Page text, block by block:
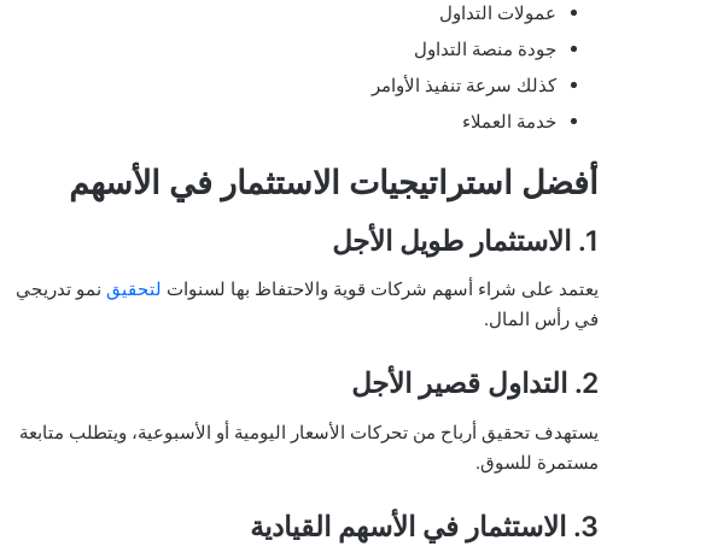
عمولات التداول
جودة منصة التداول
كذلك سرعة تنفيذ الأوامر
خدمة العملاء
أفضل استراتيجيات الاستثمار في الأسهم
1. الاستثمار طويل الأجل
يعتمد على شراء أسهم شركات قوية والاحتفاظ بها لسنوات لتحقيق نمو تدريجي
في رأس المال.
2. التداول قصير الأجل
يستهدف تحقيق أرباح من تحركات الأسعار اليومية أو الأسبوعية، ويتطلب متابعة
مستمرة للسوق.
3. الاستثمار في الأسهم القيادية